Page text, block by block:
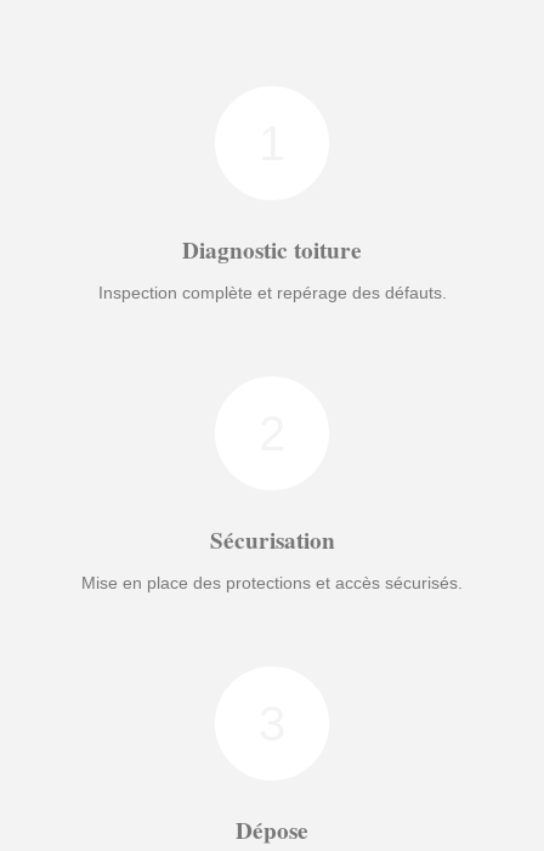
Diagnostic toiture
Inspection complète et repérage des défauts.
Sécurisation
Mise en place des protections et accès sécurisés.
Dépose